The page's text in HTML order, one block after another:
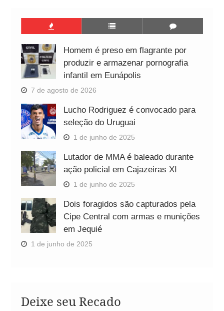
Homem é preso em flagrante por
produzir e armazenar pornografia
infantil em Eunápolis
7 de agosto de 2026
Lucho Rodriguez é convocado para
seleção do Uruguai
1 de junho de 2025
Lutador de MMA é baleado durante
ação policial em Cajazeiras XI
1 de junho de 2025
Dois foragidos são capturados pela
Cipe Central com armas e munições
em Jequié
1 de junho de 2025
Deixe seu Recado